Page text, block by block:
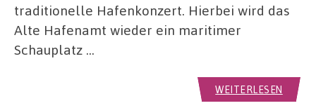
traditionelle Hafenkonzert. Hierbei wird das
Alte Hafenamt wieder ein maritimer
Schauplatz …
WEITERLESEN